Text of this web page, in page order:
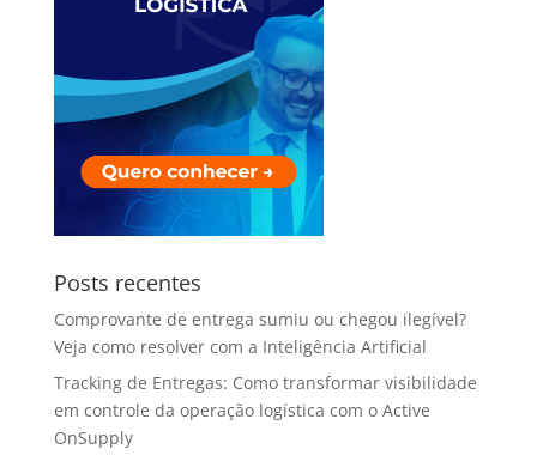
Posts recentes
Comprovante de entrega sumiu ou chegou ilegível?
Veja como resolver com a Inteligência Artificial
Tracking de Entregas: Como transformar visibilidade
em controle da operação logística com o Active
OnSupply